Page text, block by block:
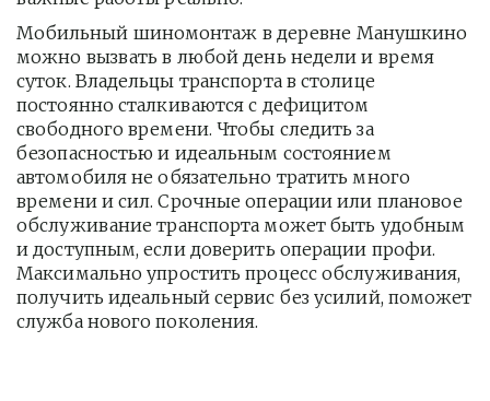
Мобильный шиномонтаж в деревне Манушкино
можно вызвать в любой день недели и время
суток. Владельцы транспорта в столице
постоянно сталкиваются с дефицитом
свободного времени. Чтобы следить за
безопасностью и идеальным состоянием
автомобиля не обязательно тратить много
времени и сил. Срочные операции или плановое
обслуживание транспорта может быть удобным
и доступным, если доверить операции профи.
Максимально упростить процесс обслуживания,
получить идеальный сервис без усилий, поможет
служба нового поколения.